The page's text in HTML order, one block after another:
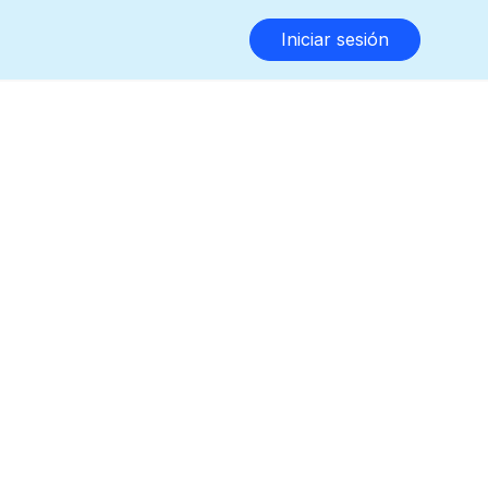
Iniciar sesión